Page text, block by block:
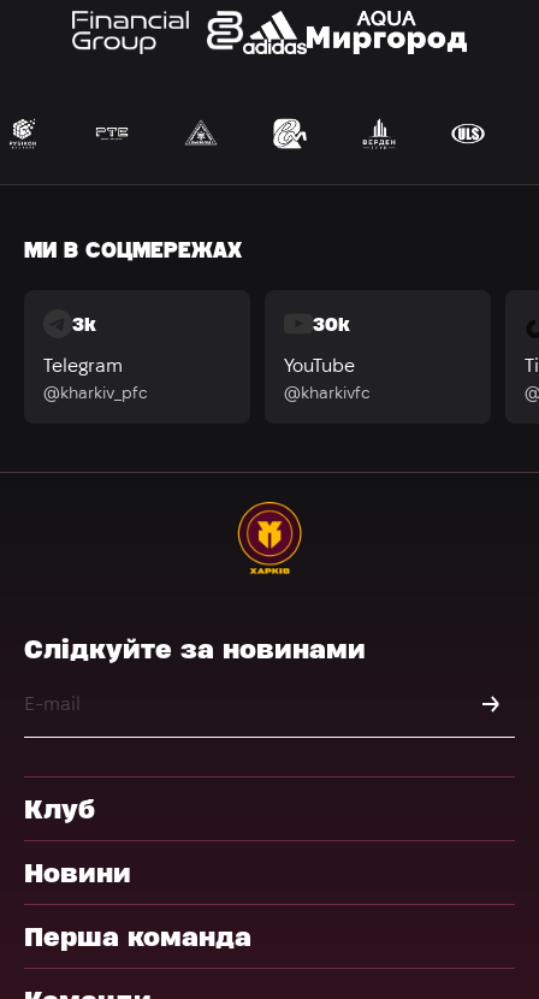
МИ В СОЦМЕРЕЖАХ
3k
Telegram
@kharkiv_pfc
30k
YouTube
@kharkivfc
Слідкуйте за новинами
Клуб
Новини
Перша команда